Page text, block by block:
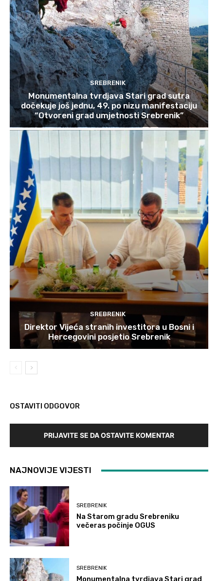
SREBRENIK
Monumentalna tvrdjava Stari grad sutra
dočekuje još jednu, 49. po nizu manifestaciju
“Otvoreni grad umjetnosti Srebrenik”
SREBRENIK
Direktor Vijeća stranih investitora u Bosni i
Hercegovini posjetio Srebrenik
OSTAVITI ODGOVOR
PRIJAVITE SE DA OSTAVITE KOMENTAR
NAJNOVIJE VIJESTI
SREBRENIK
Na Starom gradu Srebreniku
večeras počinje OGUS
SREBRENIK
Monumentalna tvrdjava Stari grad